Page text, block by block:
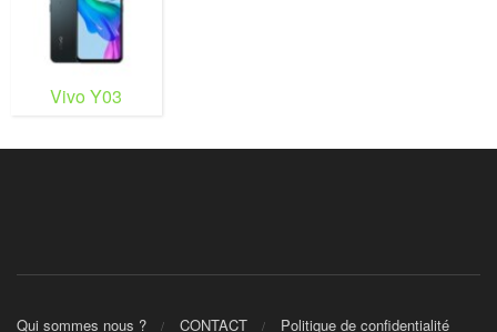
Vivo Y03
Qui sommes nous ? CONTACT Politique de confidentialité